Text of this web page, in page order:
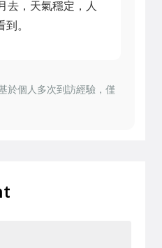
去，天氣穩定，人
。
於個人多次到訪經驗，僅